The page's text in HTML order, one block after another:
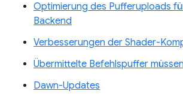
Optimierung des Pufferuploads
Backend
Verbesserungen der Shader-
Übermittelte Befehlspuffer
Dawn-Updates